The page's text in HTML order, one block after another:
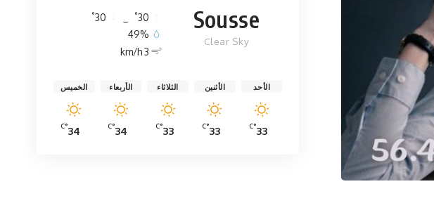
Sousse
Clear Sky
30
°
30
°
49%
3 km/h
الأحد
33
°C
الأثنين
33
°C
الثلاثاء
33
°C
الأربعاء
34
°C
الخميس
34
°C